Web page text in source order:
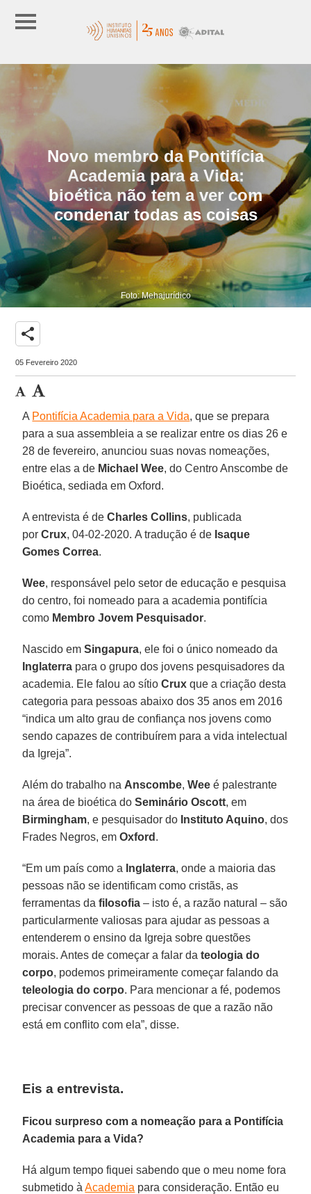
Novo membro da Pontifícia
Academia para a Vida:
bioética não tem a ver com
condenar todas as coisas
Foto: Mehajurídico
share
05 Fevereiro 2020
A Pontifícia Academia para a Vida, que se prepara
para a sua assembleia a se realizar entre os dias 26 e
28 de fevereiro, anunciou suas novas nomeações,
entre elas a de Michael Wee, do Centro Anscombe de
Bioética, sediada em Oxford.
A entrevista é de Charles Collins, publicada
porCrux, 04-02-2020. A tradução é de Isaque
Gomes Correa.
Wee, responsável pelo setor de educação e pesquisa
do centro, foi nomeado para a academia pontifícia
como Membro Jovem Pesquisador.
Nascido emSingapura, ele foi o único nomeado da
Inglaterra para o grupo dos jovens pesquisadores da
academia. Ele falou ao sítioCrux que a criação desta
categoria para pessoas abaixo dos 35 anos em 2016
“indica um alto grau de confiança nos jovens como
sendo capazes de contribuírem para a vida intelectual
da Igreja”.
Além do trabalho na Anscombe,Wee é palestrante
na área de bioética doSeminário Oscott, em
Birmingham, e pesquisador do Instituto Aquino, dos
Frades Negros, emOxford .
“Em um país como a Inglaterra, onde a maioria das
pessoas não se identificam como cristãs, as
ferramentas dafilosofia – isto é, a razão natural – são
particularmente valiosas para ajudar as pessoas a
entenderem o ensino da Igreja sobre questões
morais. Antes de começar a falar dateologia do
corpo, podemos primeiramente começar falando da
teleologia do corpo. Para mencionar a fé, podemos
precisar convencer as pessoas de que a razão não
está em conflito com ela”, disse.
Eis a entrevista.
Ficou surpreso com a nomeação para a Pontifícia
Academia para a Vida?
Há algum tempo fiquei sabendo que o meu nome fora
submetido àAcademia para consideração. Então eu